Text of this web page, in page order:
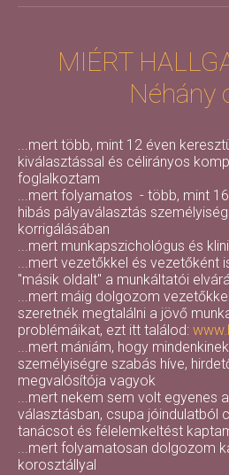
MIÉRT
Néhány
...mert több, mint 12 éven
kiválasztással és célirányos
foglalkoztam
...mert folyamatos - több, mint
hibás pályaválasztás
korrigálásában
...mert munkapszichológus és
...mert vezetőkkel és vezetőként
"másik oldalt" a munkáltatói
...mert máig dolgozom
szeretnék megtalálni a jövő
problémáikat, ezt itt találod:
...mert mániám, hogy
személyiségre szabás híve,
megvalósítója vagyok
...mert nekem sem volt egyenes
választásban, csupa jóindulatból
tanácsot és félelemkeltést
...mert folyamatosan dolgozom
korosztállyal